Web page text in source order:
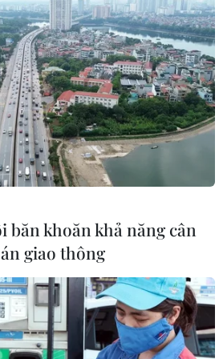
lưới doanh nghiệp Liên minh
Nam tổ chức.
thời điểm rất có ý nghĩa trong
và EU khi cả hai bên đang
Hiệp định Thương mại Tự do
và Hiệp định Bảo hộ Đầu tư
các hiệp định trên sẽ được ký
này.
Đại sứ Vũ Anh Quang khẳng
hiện quyết tâm và nỗ lực để
quan đến tiêu chuẩn lao động
cũng như thực hiện những
tư cách là thành viên Tổ
tế.
băn khoăn khả năng cân
giao thông